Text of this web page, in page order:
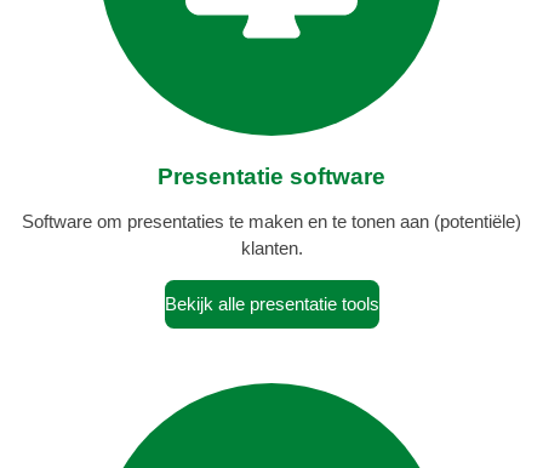
Presentatie software
Software om presentaties te maken en te tonen aan (potentiële)
klanten.
Bekijk alle presentatie tools